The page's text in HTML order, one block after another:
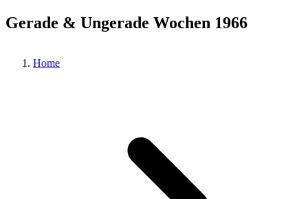
Gerade & Ungerade Wochen 1966
Home